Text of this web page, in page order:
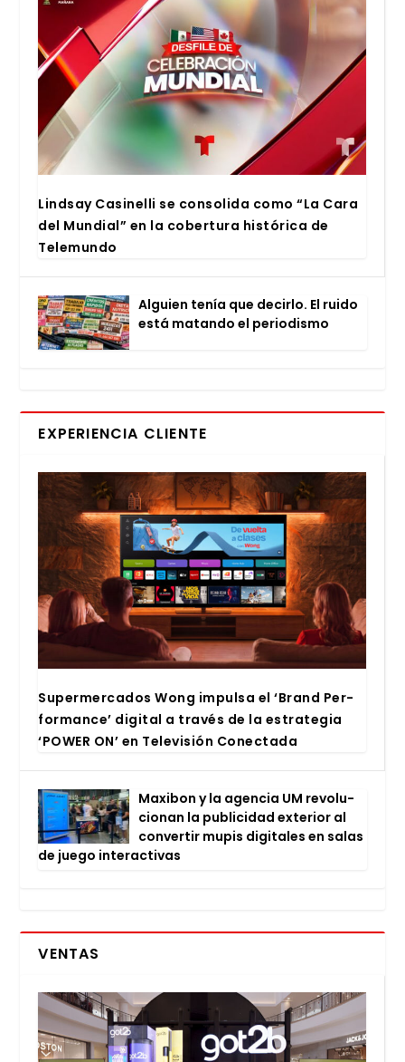
Lind­say Casi­ne­lli se con­so­li­da como “La Cara
del Mun­dial” en la cober­tu­ra his­tó­ri­ca de
Tele­mun­do
Alguien tenía que decir­lo. El rui­do
está matan­do el perio­dis­mo
EXPERIENCIA CLIENTE
Super­mer­ca­dos Wong impul­sa el ‘Brand Per­
for­man­ce’ digi­tal a tra­vés de la estra­te­gia
‘POWER ON’ en Tele­vi­sión Conec­ta­da
Maxi­bon y la agen­cia UM revo­lu­
cio­nan la publi­ci­dad exte­rior al
con­ver­tir mupis digi­ta­les en salas
de jue­go inter­ac­ti­vas
VENTAS